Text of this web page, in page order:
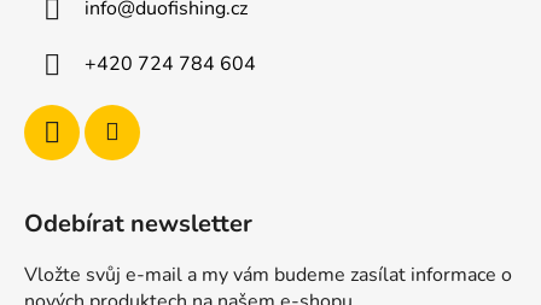
info@duofishing.cz
+420 724 784 604
Odebírat newsletter
Vložte svůj e-mail a my vám budeme zasílat informace o